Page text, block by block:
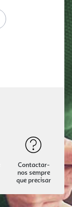
Contactar-
nos sempre
que precisar